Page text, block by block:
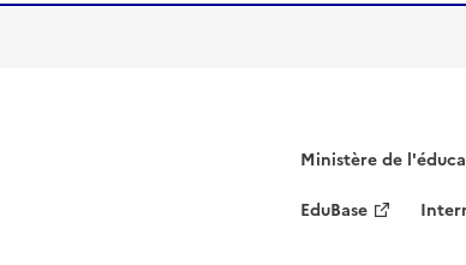
Ministère de
EduBase